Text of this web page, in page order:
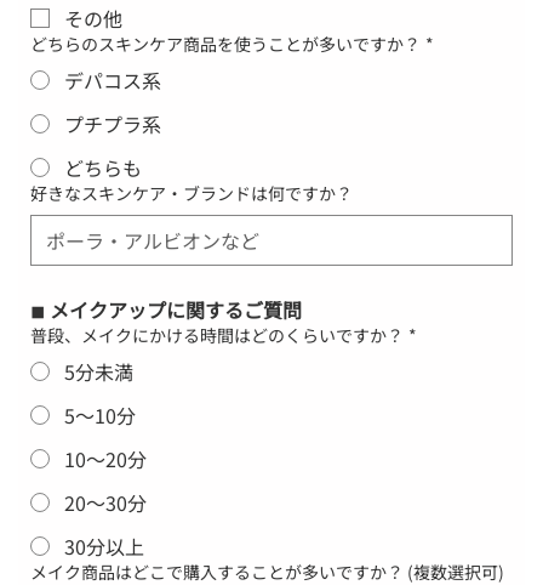
その他
どちらのスキンケア商品を使うことが多いですか？ *
デパコス系
プチプラ系
どちらも
好きなスキンケア・ブランドは何ですか？
◾︎ メイクアップに関するご質問
普段、メイクにかける時間はどのくらいですか？ *
5分未満
5〜10分
10〜20分
20〜30分
30分以上
メイク商品はどこで購入することが多いですか？ (複数選択可)